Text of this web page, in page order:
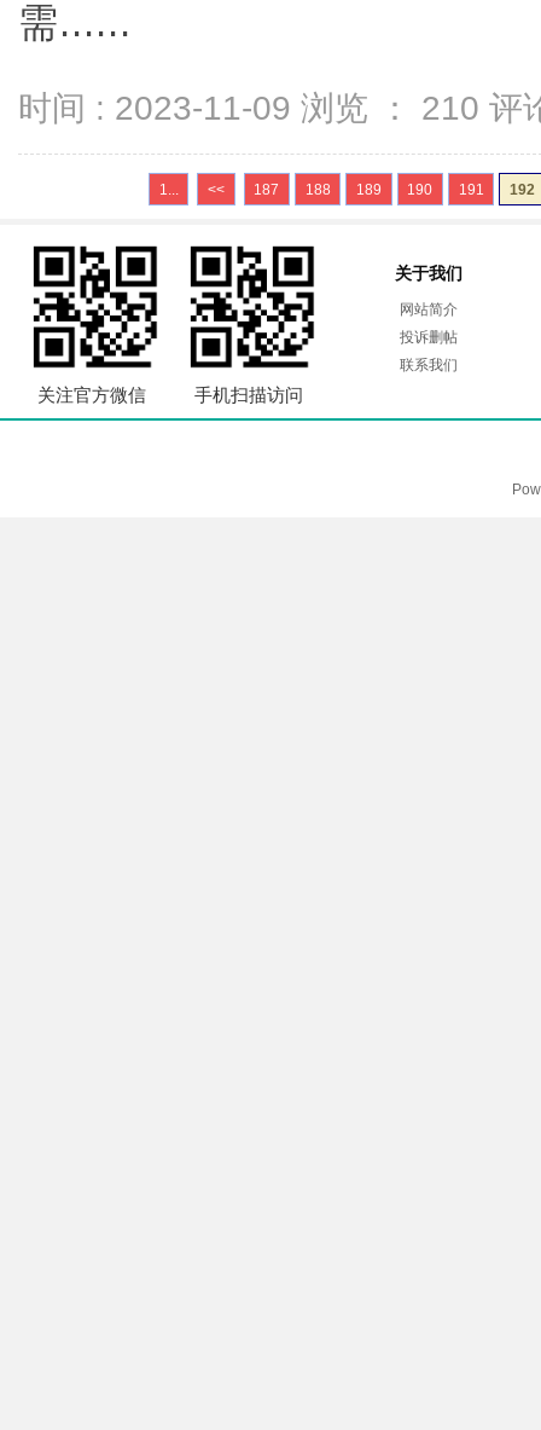
需......
时间 : 2023-11-09 浏览 ： 210 评
1... << 187 188 189 190 191 192
关注官方微信 手机扫描访问
关于我们
网站简介
投诉删帖
联系我们